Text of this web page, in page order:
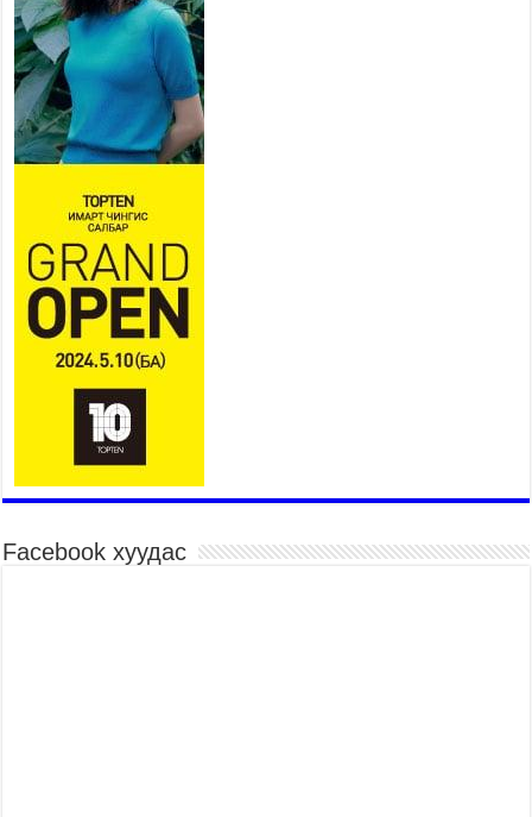
төрийн тахилгад оролцлоо
2026 оны 8 сар 6 / 16 цаг 30 минут
Байнгын хорооны дарга Г.Тэмүүлэн тэргүүтэй
УИХ-ын гишүүд БНСУ-ын Үндэсний Ассамблейн
гишүүдийг хүлээн авч уулзав
2026 оны 8 сар 6 / 16 цаг 24 минут
ТЭЗҮ-ийг боловсруулах ажил 90 хувийн
гүйцэтгэлтэй байна
2026 оны 8 сар 6 / 14 цаг 14 минут
Татварын өрийг барагдуулахдаа орлогын 30
хувийг татвар төлөгчид үлдээхээр хуульчилж,
татварын тайлангаа залруулах хугацааг хоёр
жил болгон сунгажээ
2026 оны 8 сар 6 / 14 цаг 10 минут
Нэгдүгээр хорооллын арын замыг наймдугаар
сарын 6-ны 23:00 цагаас түр хааж, борооны ус
зайлуулах шугамын хөндлөн сэтэлгээ хийнэ
сайд Н.Номтойбаяр Дорноговь аймагт ажиллав
2026 оны 8 сар 6 / 9 цаг 25 минут
Facebook хуудас